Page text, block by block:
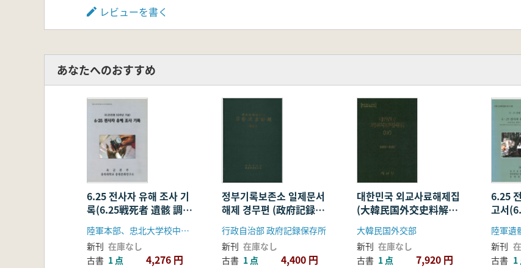
レビューを書く
あなたへのおすすめ
6.25 전사자 유해 조사 기
록(6.25戦死者 遺骸 調査
記録)
陸軍本部、忠北大学校中原文化研究所
新刊 在庫なし
古書 1 点 4,276 円
정부기록보존소 일제문서
해제 경무편 (政府記録保
存所 日帝文書解題 警
務編)
行政自治部 政府記録保存所
新刊 在庫なし
古書 1 点 4,400 円
대한민국 외교사료해제집
(大韓民国外交史料解題
集) 2 1960-1963
大韓民国外交部
新刊 在庫なし
古書 1 点 7,920 円
6.25
고서
掘報
굴조
年度
新刊
古書 1